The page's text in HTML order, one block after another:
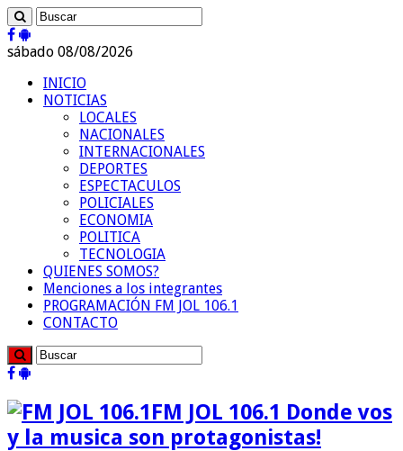
sábado 08/08/2026
INICIO
NOTICIAS
LOCALES
NACIONALES
INTERNACIONALES
DEPORTES
ESPECTACULOS
POLICIALES
ECONOMIA
POLITICA
TECNOLOGIA
QUIENES SOMOS?
Menciones a los integrantes
PROGRAMACIÓN FM JOL 106.1
CONTACTO
FM JOL 106.1 Donde vos
y la musica son protagonistas!